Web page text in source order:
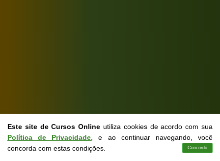
Este site de Cursos Online utiliza cookies de acordo com sua
Política de Privacidade , e ao continuar navegando, você
concorda com estas condições.
Concordo
Contato Cursos Login